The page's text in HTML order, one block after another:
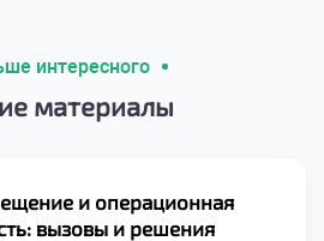
интересного
материалы
и операционная
вызовы и решения